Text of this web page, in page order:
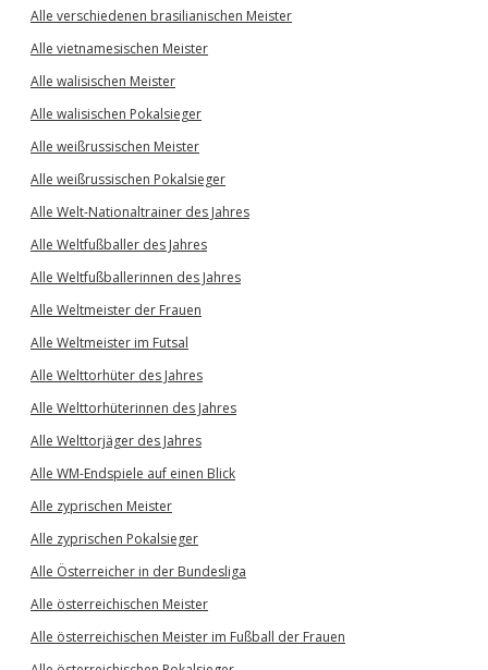
Alle verschiedenen brasilianischen Meister
Alle vietnamesischen Meister
Alle walisischen Meister
Alle walisischen Pokalsieger
Alle weißrussischen Meister
Alle weißrussischen Pokalsieger
Alle Welt-Nationaltrainer des Jahres
Alle Weltfußballer des Jahres
Alle Weltfußballerinnen des Jahres
Alle Weltmeister der Frauen
Alle Weltmeister im Futsal
Alle Welttorhüter des Jahres
Alle Welttorhüterinnen des Jahres
Alle Welttorjäger des Jahres
Alle WM-Endspiele auf einen Blick
Alle zyprischen Meister
Alle zyprischen Pokalsieger
Alle Österreicher in der Bundesliga
Alle österreichischen Meister
Alle österreichischen Meister im Fußball der Frauen